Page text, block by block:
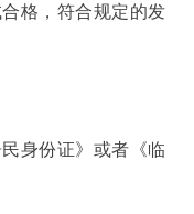
，符合规定的发
身份证》或者《临